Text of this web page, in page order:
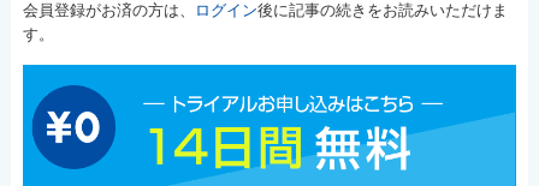
会員登録がお済の方は、
ログイン後に記事の続きをお読みいただけま
す。